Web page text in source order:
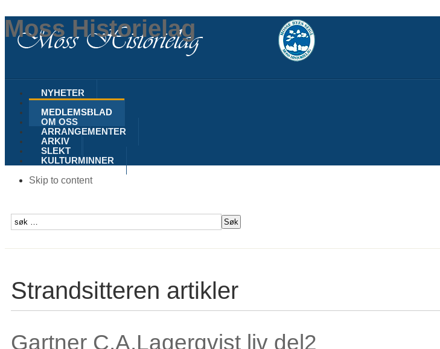
Moss Historielag
NYHETER
MOSS
MEDLEMSBLAD
OM OSS
ARRANGEMENTER
ARKIV
SLEKT
KULTURMINNER
Skip to content
Strandsitteren artikler
Gartner C.A.Lagerqvist liv del2